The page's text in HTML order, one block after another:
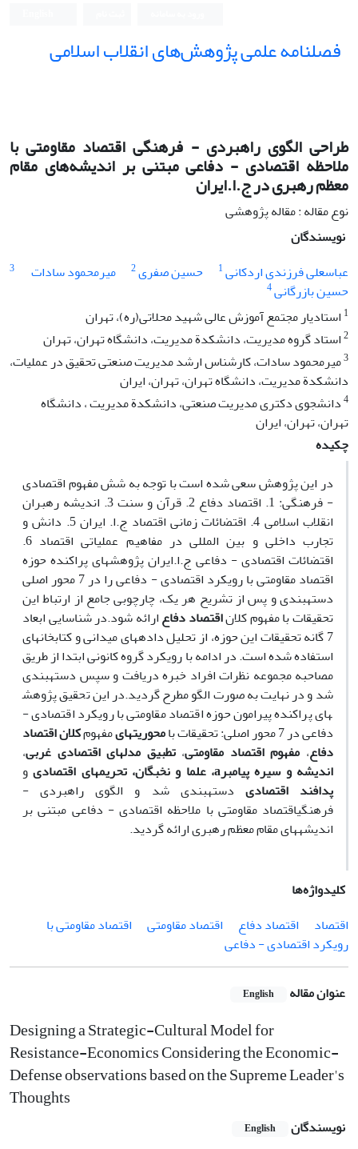
فصلنامه علمی پژوهش‌های انقلاب اسلامی
طراحی الگوی راهبردی - فرهنگی اقتصاد مقاومتی با
ملاحظه اقتصادی - دفاعی مبتنی بر اندیشه‏‌های مقام
معظم رهبری در ج.ا.ایران
نوع مقاله : مقاله پژوهشی
نویسندگان
عباسعلی فرزندی اردکانی1 حسین صفری2 میرمحمود سادات 3
حسین بازرگانی4
1 استادیار مجتمع آموزش عالی شهید محلاتی(ره)، تهران
2استاد گروه مدیریت، دانشکدة مدیریت، دانشگاه تهران، تهران
3میرمحمود سادات، کارشناس ارشد مدیریت صنعتی تحقیق در عملیات،
دانشکدة مدیریت، دانشگاه تهران، تهران، ایران
4دانشجوی دکتری مدیریت صنعتی، دانشکدة مدیریت ، دانشگاه
تهران، تهران، ایران
چکیده
در این پژوهش سعی شده است با توجه به شش مفهوم اقتصادی
- فرهنگی: 1. اقتصاد دفاع 2. قرآن و سنت 3. اندیشه رهبران
انقلاب اسلامی 4. اقتضائات زمانی اقتصاد ج.ا. ایران 5. دانش و
تجارب داخلی و بین ‏المللی در مفاهیم عملیاتی اقتصاد 6.
اقتضائات اقتصادی - دفاعی ج.ا.ایران پژوهش‏­های پراکنده حوزه
اقتصاد مقاومتی با رویکرد اقتصادی - دفاعی را در 7 محور اصلی
دسته‏­بندی و پس از تشریح هر یک، چارچوبی جامع از ارتباط این
تحقیقات با مفهوم کلاناقتصاد دفاعارائه شود.در شناسایی ابعاد
7 گانه تحقیقات این حوزه، از تحلیل داده‏­های میدانی و کتابخانه­‏ای
استفاده شده است. در ادامه با رویکرد گروه کانونی ابتدا از طریق
مصاحبه مجموعه نظرات افراد خبره دریافت و سپس دسته‏­بندى
شد و در نهایت به صورت الگو مطرح گردید.در این تحقیق پژوهش­‏
های پراکنده پیرامون حوزه اقتصاد مقاومتی با رویکرد اقتصادی -
دفاعی در 7 محور اصلی: تحقیقات با
محوریت­‏هایمفهومکلان اقتصاد
دفاع، مفهوم اقتصاد مقاومتی،تطبیق مدل‏­های اقتصادی غربی،
اندیشه و سیره پیامبرa، علما و نخبگان، تحریم­‏های اقتصادیو
پدافند اقتصادی دسته­بندی شد و الگوی راهبردی -
فرهنگیاقتصاد مقاومتی با ملاحظه اقتصادی - دفاعی ‏مبتنی بر
اندیشه­‏های مقام معظم رهبری ارائه گردید.
کلیدواژه‌ها
اقتصاد
اقتصاد دفاع اقتصاد مقاومتی
اقتصاد مقاومتی با
رویکرد اقتصادی - دفاعی
عنوان مقاله English
Designing a Strategic-Cultural Model for
Resistance-Economics Considering the Economic-
Defense observations based on the Supreme Leader's
Thoughts
نویسندگان English